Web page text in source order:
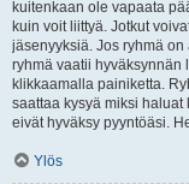
kuitenkaan ole vapaata
kuin voit liittyä. Jotkut
jäsenyyksiä. Jos ryhmä
ryhmä vaatii hyväksynnän
klikkaamalla painiketta.
saattaa kysyä miksi
eivät hyväksy pyyntöäsi.
Ylös